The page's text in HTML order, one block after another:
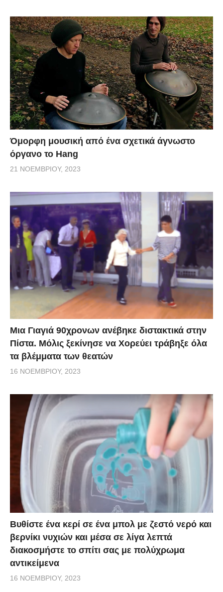
Όμορφη μουσική από ένα σχετικά άγνωστο
όργανο το Hang
21 ΝΟΕΜΒΡΊΟΥ, 2023
Μια Γιαγιά 90χρονων ανέβηκε διστακτικά στην
Πίστα. Μόλις ξεκίνησε να Χορεύει τράβηξε όλα
τα βλέμματα των θεατών
16 ΝΟΕΜΒΡΊΟΥ, 2023
Βυθίστε ένα κερί σε ένα μπολ με ζεστό νερό και
βερνίκι νυχιών και μέσα σε λίγα λεπτά
διακοσμήστε το σπίτι σας με πολύχρωμα
αντικείμενα
16 ΝΟΕΜΒΡΊΟΥ, 2023